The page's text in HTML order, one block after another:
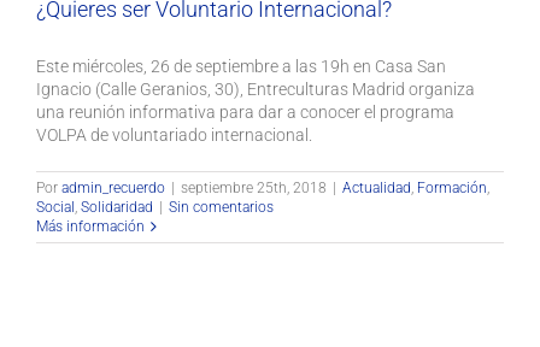
¿Quieres ser Voluntario Internacional?
Este miércoles, 26 de septiembre a las 19h en Casa San
Ignacio (Calle Geranios, 30), Entreculturas Madrid organiza
una reunión informativa para dar a conocer el programa
VOLPA de voluntariado internacional.
Por admin_recuerdo | septiembre 25th, 2018 | Actualidad Formación
Social Solidaridad | Sin comentarios
Más información